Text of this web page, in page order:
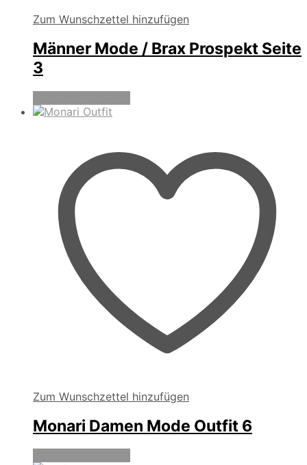
Zum Wunschzettel hinzufügen
Männer Mode / Brax Prospekt Seite
3
Zum Wunschzettel hinzufügen
Monari Damen Mode Outfit 6